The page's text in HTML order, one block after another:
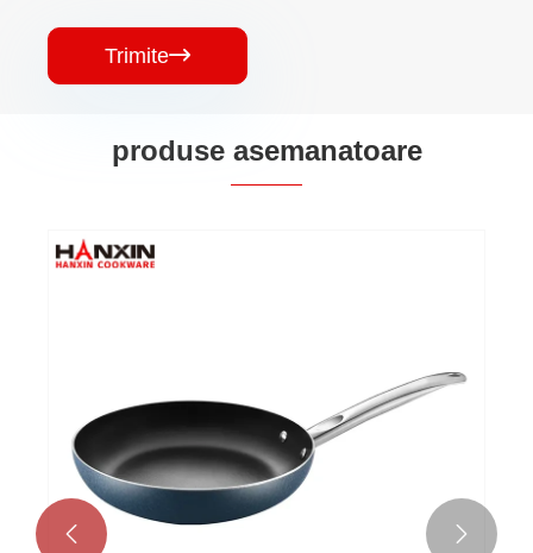
Trimite
produse asemanatoare
 